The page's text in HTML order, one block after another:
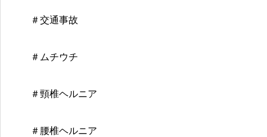
＃交通事故
＃ムチウチ
＃頸椎ヘルニア
＃腰椎ヘルニア